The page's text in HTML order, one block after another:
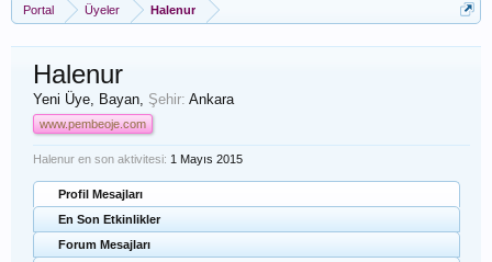
Portal Üyeler Halenur
Halenur
Yeni Üye, Bayan, Şehir: Ankara
www.pembeoje.com
Halenur en son aktivitesi: 1 Mayıs 2015
Profil Mesajları
En Son Etkinlikler
Forum Mesajları